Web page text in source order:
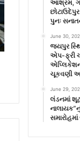
આશ્રમ,
પુનઃ
June 30,
જયપુર
એપ-ફ્રી
એપ્લિકેશન
ચૂકવણી
June 29,
લંડનમાં